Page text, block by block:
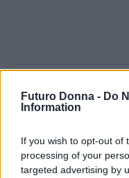
Futuro Donna - Do
Information
If you wish to opt-out of
processing of your
targeted advertising by
Staff